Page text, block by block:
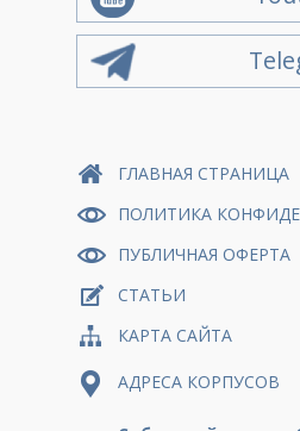
ГЛАВНАЯ СТРАНИЦА
ПОЛИТИКА
ПУБЛИЧНАЯ ОФЕРТА
СТАТЬИ
КАРТА САЙТА
АДРЕСА КОРПУСОВ